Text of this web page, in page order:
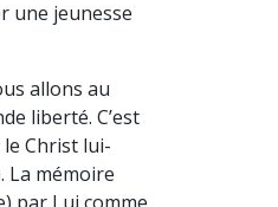
une jeunesse
allons au
liberté. C’est
le Christ lui-
La mémoire